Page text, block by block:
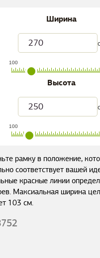
Ширина
100
Высота
100
рамку в положение,
соответствует вашей
красные линии
Максиальная ширина
103 см.